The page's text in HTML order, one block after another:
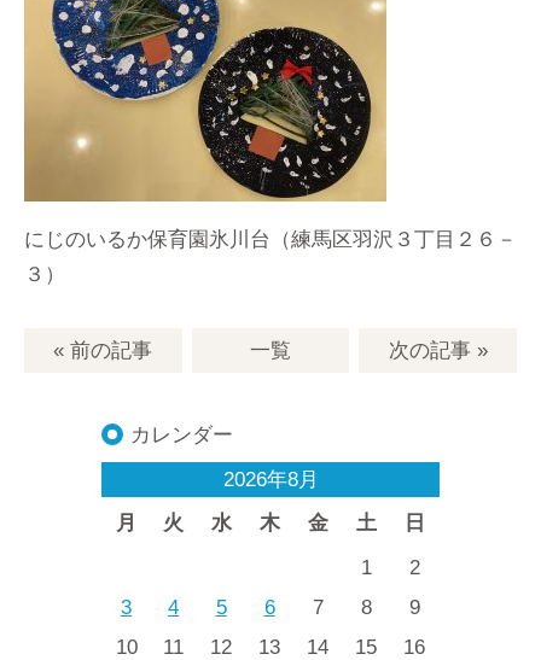
にじのいるか保育園氷川台（練馬区羽沢３丁目２６－
３）
« 前の記事 一覧 次の記事»
カレンダー
2026年8月
月
火 水 木 金 土 日
1
2
3
4 5 6 7 8
9
10
11 12 13 14 15
16